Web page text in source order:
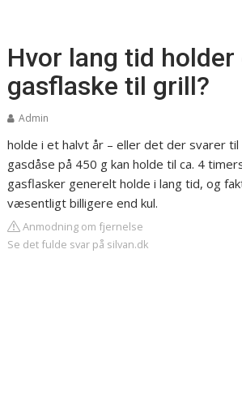
Hvor lang tid holder
gasflaske til grill?
Admin
holde i et halvt år – eller det der svarer til
gasdåse på 450 g kan holde til ca. 4
gasflasker generelt holde i lang tid, og
væsentligt billigere end kul.
Anmodning om fjernelse
Se det fulde svar på silvan.dk